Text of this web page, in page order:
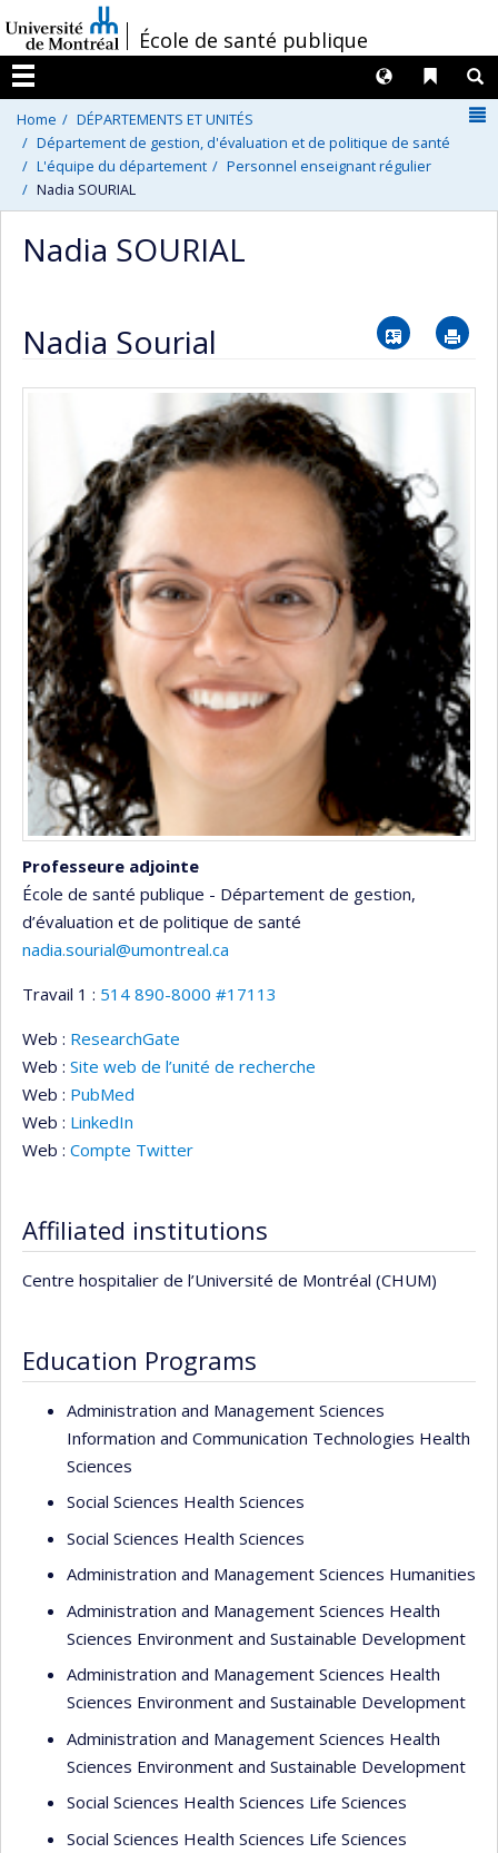
au
contenu
/École de santé publique
Menu
Liens
Langues
Home
DÉPARTEMENTS ET UNITÉS
Département de gestion, d'évaluation et de politique de santé
L'équipe du département
Personnel enseignant régulier
Nadia SOURIAL
Nadia SOURIAL
Nadia Sourial Vcard
Professeure adjointe
École de santé publique - Département de gestion,
d’évaluation et de politique de santé
nadia.sourial@umontreal.ca
Travail 1 : 514 890-8000 #17113
Web : ResearchGate
Web : Site web de l’unité de recherche
Web : PubMed
Web : LinkedIn
Web : Compte Twitter
Affiliated institutions
Centre hospitalier de l’Université de Montréal (CHUM)
Education Programs
Administration and Management Sciences
Information and Communication Technologies Health
Sciences
Social Sciences Health Sciences
Social Sciences Health Sciences
Administration and Management Sciences Humanities
Administration and Management Sciences Health
Sciences Environment and Sustainable Development
Administration and Management Sciences Health
Sciences Environment and Sustainable Development
Administration and Management Sciences Health
Sciences Environment and Sustainable Development
Social Sciences Health Sciences Life Sciences
Social Sciences Health Sciences Life Sciences